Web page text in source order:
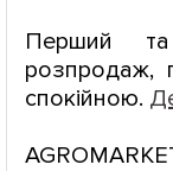
Перший
розпродаж,
спокійною.